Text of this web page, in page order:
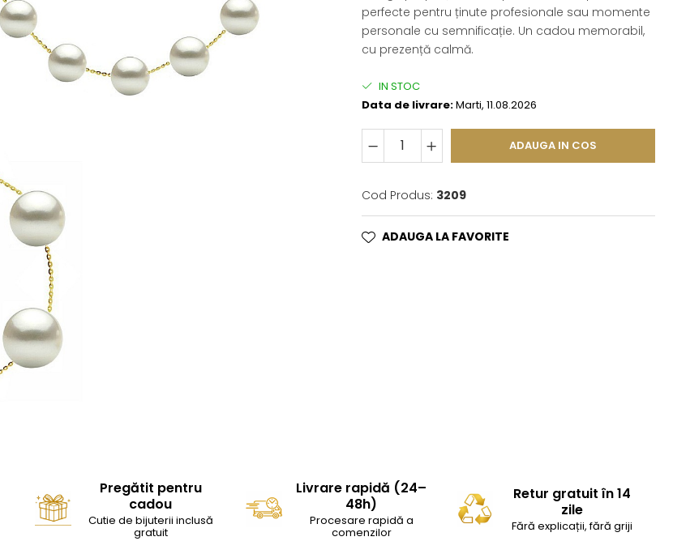
perfecte pentru ținute profesionale sau momente
personale cu semnificație. Un cadou memorabil,
cu prezență calmă.
IN STOC
Data de livrare:Marti, 11.08.2026
ADAUGA IN COS
Cod Produs: 3209
ADAUGA LA FAVORITE
Pregătit pentru
cadou
Cutie de bijuterii inclusă
gratuit
Livrare rapidă (24–
48h)
Procesare rapidă a
comenzilor
Retur gratuit în 14
zile
Fără explicații, fără griji